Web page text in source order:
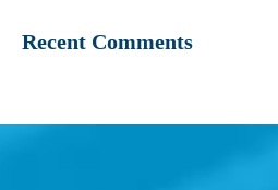
Recent Comments